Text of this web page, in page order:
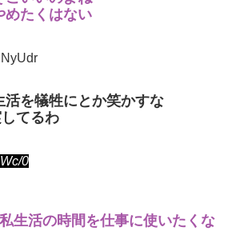
めたくはない
活を犠牲にとか笑かすな
てるわ
0
生活の時間を仕事に使いたくな